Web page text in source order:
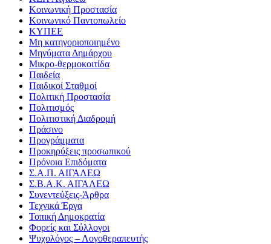
Κοινωνική Προστασία
Κοινωνικό Παντοπωλείο
ΚΥΠΕΕ
Μη κατηγοριοποιημένο
Μηνύματα Δημάρχου
Μικρο-θερμοκοιτίδα
Παιδεία
Παιδικοί Σταθμοί
Πολιτική Προστασία
Πολιτισμός
Πολιτιστική Διαδρομή
Πράσινο
Προγράμματα
Προκηρύξεις προσωπικού
Πρόνοια Επιδόματα
Σ.Α.Π. ΑΙΓΑΛΕΩ
Σ.Β.Α.Κ. ΑΙΓΑΛΕΩ
Συνεντεύξεις-Άρθρα
Τεχνικά Έργα
Τοπική Δημοκρατία
Φορείς και Σύλλογοι
Ψυχολόγος – Λογοθεραπευτής